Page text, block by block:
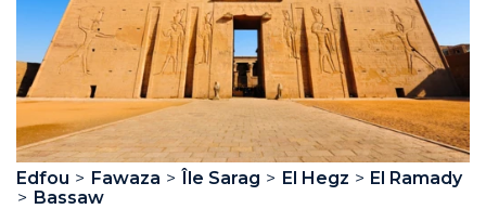
Edfou Fawaza Île Sarag El Hegz
El Ramady
Bassaw